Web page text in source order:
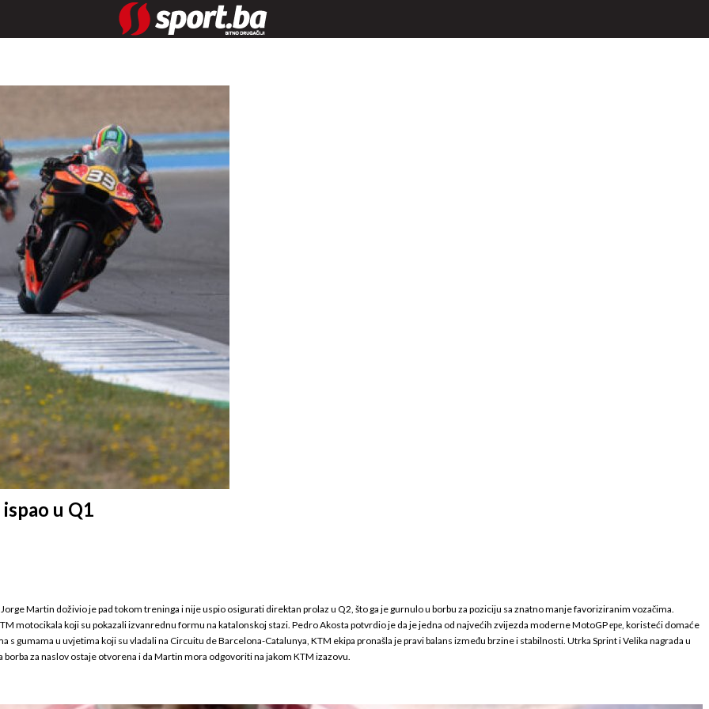
u Q1
Martin doživio je pad tokom treninga i nije uspio osigurati direktan prolaz u Q2, što ga je gurnulo u borbu za poziciju sa znatno manje favoriziranim vozačima.
motocikala koji su pokazali izvanrednu formu na katalonskoj stazi. Pedro Akosta potvrdio je da je jedna od najvećih zvijezda moderne MotoGP ере, koristeći domaće
gumama u uvjetima koji su vladali na Circuitu de Barcelona-Catalunya, KTM ekipa pronašla je pravi balans između brzine i stabilnosti. Utrka Sprint i Velika nagrada u
za naslov ostaje otvorena i da Martin mora odgovoriti na jakom KTM izazovu.